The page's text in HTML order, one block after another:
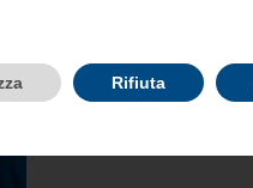
Rifiuta